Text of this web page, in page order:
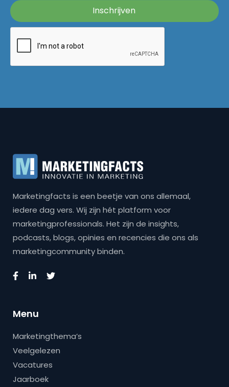
Marketingfacts is een beetje van ons allemaal,
iedere dag vers. Wij zijn hét platform voor
marketingprofessionals. Het zijn de insights,
podcasts, blogs, opinies en recencies die ons als
marketingcommunity binden.
Menu
Marketingthema’s
Veelgelezen
Vacatures
Jaarboek